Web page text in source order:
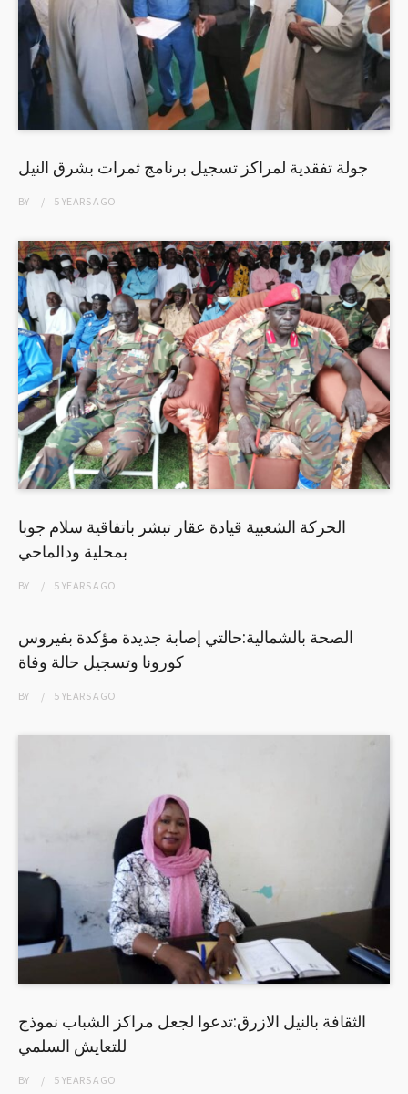
جولة تفقدية لمراكز تسجيل برنامج ثمرات بشرق النيل
BY 5 YEARSAGO
الحركة الشعبية قيادة عقار تبشر باتفاقية سلام جوبا
بمحلية ودالماحي
BY 5 YEARSAGO
الصحة بالشمالية:حالتي إصابة جديدة مؤكدة بفيروس
كورونا وتسجيل حالة وفاة
BY 5 YEARSAGO
الثقافة بالنيل الازرق:تدعوا لجعل مراكز الشباب نموذج
للتعايش السلمي
BY 5 YEARSAGO